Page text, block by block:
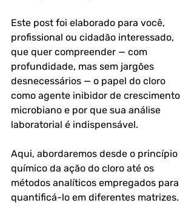
Este post foi elaborado para você,
profissional ou cidadão interessado,
que quer compreender — com
profundidade, mas sem jargões
desnecessários — o papel do cloro
como agente inibidor de crescimento
microbiano e por que sua análise
laboratorial é indispensável.
Aqui, abordaremos desde o princípio
químico da ação do cloro até os
métodos analíticos empregados para
quantificá-lo em diferentes matrizes.